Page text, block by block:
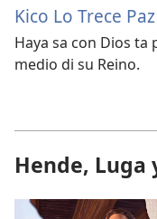
Kico Lo Trece
Haya sa con Dios
medio di su Reino.
Hende, Luga